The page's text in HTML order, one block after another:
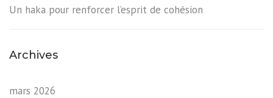
Un haka pour renforcer l’esprit de cohésion
Archives
mars 2026